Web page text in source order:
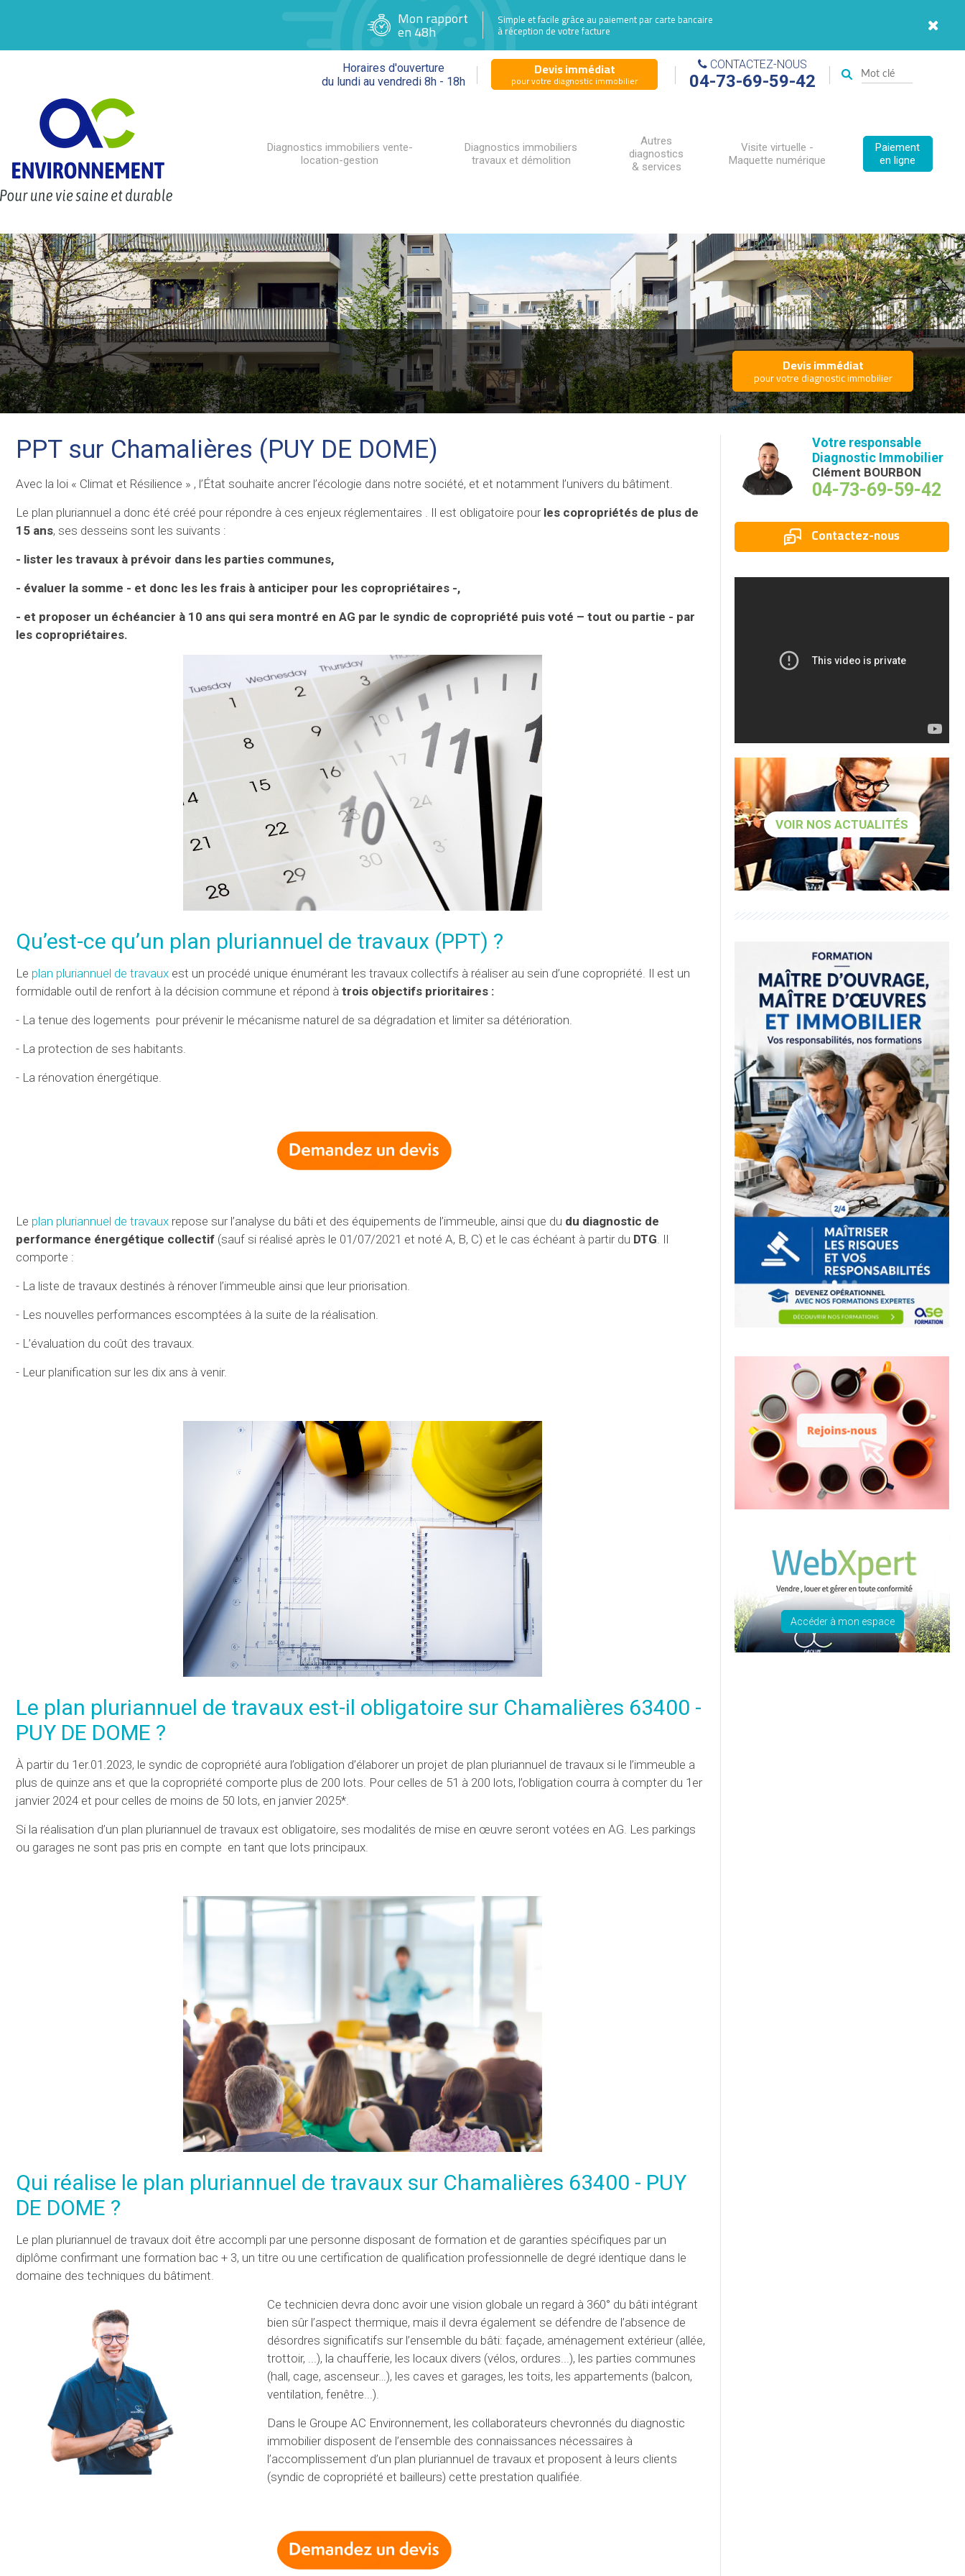
Mon rapport
en 48h
Simple et facile grâce au paiement par carte bancaire
à réception de votre facture
Horaires d'ouverture
du lundi au vendredi 8h - 18h
Devis immédiat
pour votre diagnostic immobilier
CONTACTEZ-NOUS
04-73-69-59-42
Diagnostics immobiliers vente-
location-gestion
Diagnostics immobiliers
travaux et démolition
Autres
diagnostics
& services
Visite virtuelle -
Maquette numérique
Paiement
en ligne
Devis immédiat
pour votre diagnostic immobilier
PPT sur Chamalières (PUY DE DOME)
Avec la loi « Climat et Résilience » , l’État souhaite ancrer l’écologie dans notre société, et et notamment l’univers du bâtiment.
Le plan pluriannuel a donc été créé pour répondre à ces enjeux réglementaires . Il est obligatoire pour les copropriétés de plus de
15 ans, ses desseins sont les suivants :
- lister les travaux à prévoir dans les parties communes,
- évaluer la somme - et donc les les frais à anticiper pour les copropriétaires -,
- et proposer un échéancier à 10 ans qui sera montré en AG par le syndic de copropriété puis voté – tout ou partie - par
les copropriétaires.
Qu’est-ce qu’un plan pluriannuel de travaux (PPT) ?
Le plan pluriannuel de travaux est un procédé unique énumérant les travaux collectifs à réaliser au sein d’une copropriété. Il est un
formidable outil de renfort à la décision commune et répond à trois objectifs prioritaires :
- La tenue des logements pour prévenir le mécanisme naturel de sa dégradation et limiter sa détérioration.
- La protection de ses habitants.
- La rénovation énergétique.
Le plan pluriannuel de travaux repose sur l’analyse du bâti et des équipements de l’immeuble, ainsi que du du diagnostic de
performance énergétique collectif (sauf si réalisé après le 01/07/2021 et noté A, B, C) et le cas échéant à partir du DTG. Il
comporte :
- La liste de travaux destinés à rénover l’immeuble ainsi que leur priorisation.
- Les nouvelles performances escomptées à la suite de la réalisation.
- L’évaluation du coût des travaux.
- Leur planification sur les dix ans à venir.
Le plan pluriannuel de travaux est-il obligatoire sur Chamalières 63400 -
PUY DE DOME ?
À partir du 1er.01.2023, le syndic de copropriété aura l’obligation d’élaborer un projet de plan pluriannuel de travaux si le l’immeuble a
plus de quinze ans et que la copropriété comporte plus de 200 lots. Pour celles de 51 à 200 lots, l’obligation courra à compter du 1er
janvier 2024 et pour celles de moins de 50 lots, en janvier 2025*.
Si la réalisation d’un plan pluriannuel de travaux est obligatoire, ses modalités de mise en œuvre seront votées en AG. Les parkings
ou garages ne sont pas pris en compte en tant que lots principaux.
Qui réalise le plan pluriannuel de travaux sur Chamalières 63400 - PUY
DE DOME ?
Le plan pluriannuel de travaux doit être accompli par une personne disposant de formation et de garanties spécifiques par un
diplôme confirmant une formation bac + 3, un titre ou une certification de qualification professionnelle de degré identique dans le
domaine des techniques du bâtiment.
Ce technicien devra donc avoir une vision globale un regard à 360° du bâti intégrant
bien sûr l’aspect thermique, mais il devra également se défendre de l’absence de
désordres significatifs sur l’ensemble du bâti: façade, aménagement extérieur (allée,
trottoir, ...), la chaufferie, les locaux divers (vélos, ordures...), les parties communes
(hall, cage, ascenseur…), les caves et garages, les toits, les appartements (balcon,
ventilation, fenêtre...).
Dans le Groupe AC Environnement, les collaborateurs chevronnés du diagnostic
immobilier disposent de l’ensemble des connaissances nécessaires à
l’accomplissement d’un plan pluriannuel de travaux et proposent à leurs clients
(syndic de copropriété et bailleurs) cette prestation qualifiée.
Votre responsable
Diagnostic Immobilier
Clément BOURBON
04-73-69-59-42
Contactez-nous
VOIR NOS ACTUALITÉS
Accéder à mon espace